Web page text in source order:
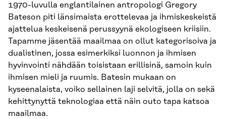
1970-luvulla englantilainen antropologi Gregory
Bateson piti länsimaista erottelevaa ja ihmiskeskeistä
ajattelua keskeisenä perussyynä ekologiseen kriisiin.
Tapamme jäsentää maailmaa on ollut kategorisoiva ja
dualistinen, jossa esimerkiksi luonnon ja ihmisen
hyvinvointi nähdään toisistaan erillisinä, samoin kuin
ihmisen mieli ja ruumis. Batesin mukaan on
kyseenalaista, voiko sellainen laji selvitä, jolla on sekä
kehittynyttä teknologiaa että näin outo tapa katsoa
maailmaa.